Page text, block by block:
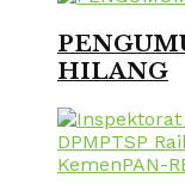
HILANG